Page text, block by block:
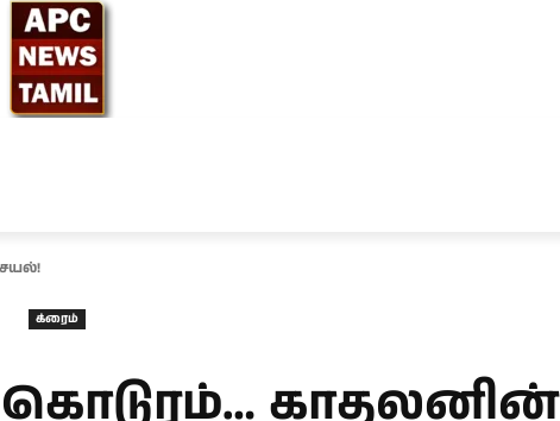
க்ரைம்
கொடுரம்… காதலனின்